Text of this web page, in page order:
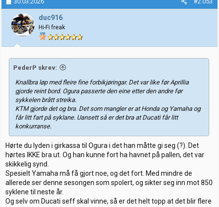
s
j
o
n
e
r
duc916
Hi-Fi freak
PederP skrev:
Knallbra løp med fleire fine forbikjøringar. Det var like før Aprillia
gjorde reint bord. Ogura passerte den eine etter den andre før
sykkelen brått streika.
KTM gjorde det og bra. Det som mangler er at Honda og Yamaha og
får litt fart på syklane. Uansett så er det bra at Ducati får litt
konkurranse.
Hørte du lyden i girkassa til Ogura i det han måtte gi seg (?). Det
hørtes IKKE bra ut. Og han kunne fort ha havnet på pallen, det var
skikkelig synd.
Spesielt Yamaha må få gjort noe, og det fort. Med mindre de
allerede ser denne sesongen som spolert, og sikter seg inn mot 850
syklene til neste år.
Og selv om Ducati seff skal vinne, så er det helt topp at det blir flere